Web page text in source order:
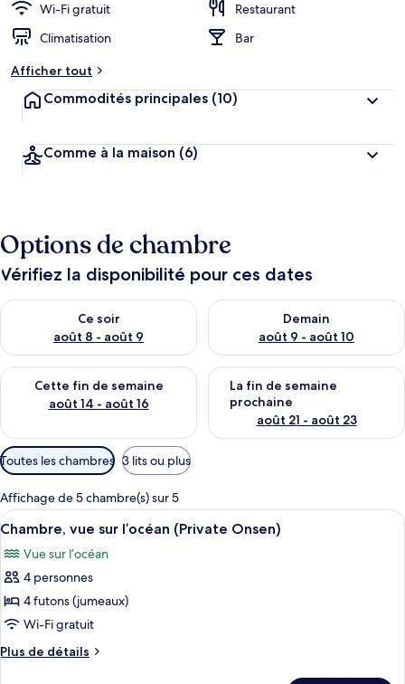
Wi-Fi gratuit
Restaurant
Climatisation
Bar
Afficher tout
Commodités principales (10)
Comme à la maison (6)
Options de chambre
Vérifiez la disponibilité pour ces dates
Ce soir
août 8 - août 9
Vérifier la disponibilité pour ce soir août 8 - août 9
Demain
août 9 - août 10
Vérifier la disponibilité pour
Cette fin de semaine
août 14 - août 16
Vérifier la disponibilité pour cette fin de semaine août 14 -
La fin de semaine
prochaine
août 21 - août 23
Vérifier la disponibilité pour
Filtres
disponibles
pour
les
chambres
Toutes les chambres 3 lits ou plus
Affichage de 5 chambre(s) sur 5
Afficher
toutes
les
photos
pour
ce
type
de
Une vue à travers une fenêtre, avec
4
Chambre, vue sur l’océan (Private Onsen)
Vue sur l’océan
4 personnes
4 futons (jumeaux)
Wi-Fi gratuit
Plus de détails
Plus